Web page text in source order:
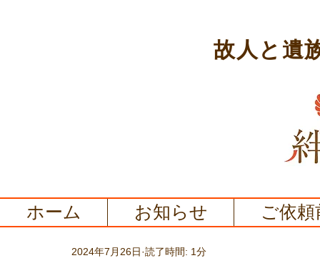
故人と遺
ホーム お知らせ ご依
2024年7月26日 読了時間: 1分